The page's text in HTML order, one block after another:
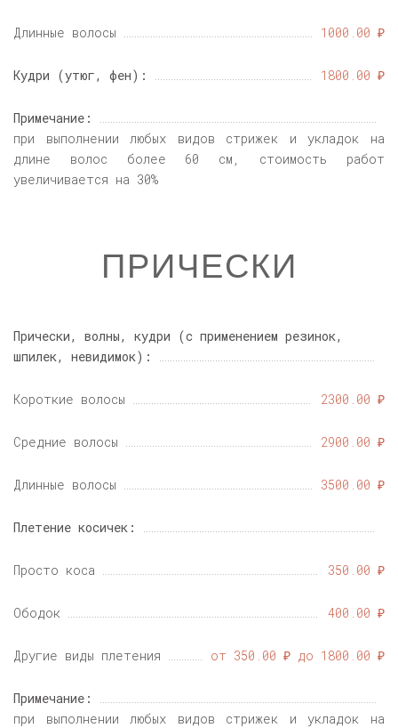
Длинные волосы 1000.00 ₽
Кудри (утюг, фен): 1800.00 ₽
Примечание:
при выполнении любых видов стрижек и укладок на
длине волос более 60 см, стоимость работ
увеличивается на 30%
ПРИЧЕСКИ
Прически, волны, кудри (с применением резинок,
шпилек, невидимок):
Короткие волосы 2300.00 ₽
Средние волосы 2900.00 ₽
Длинные волосы 3500.00 ₽
Плетение косичек:
Просто коса 350.00 ₽
Ободок 400.00 ₽
Другие виды плетения от 350.00 ₽ до 1800.00 ₽
Примечание:
при выполнении любых видов стрижек и укладок на